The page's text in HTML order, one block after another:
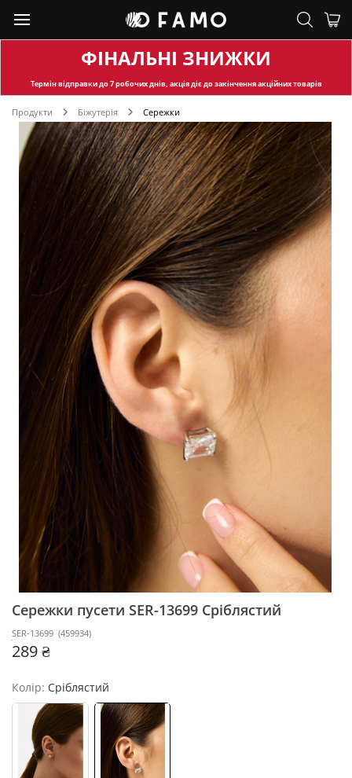
ФІНАЛЬНІ ЗНИЖКИ
Термін відправкидо 7 робочих днів, акція діє до закінчення акційних товарів
Продукти Біжутерія Сережки
Сережки пусети SER-13699 Сріблястий
SER-13699 (459934)
289 ₴
Колір: Сріблястий